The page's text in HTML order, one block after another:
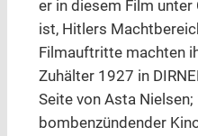
er in diesem Film unter
ist, Hitlers
Filmauftritte machten
Zuhälter 1927 in
Seite von Asta
bombenzündender